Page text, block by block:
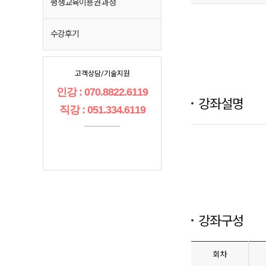
평생교육이용권 과정
수강후기
고객상담/기술지원
인강 : 070.8822.6119
직강 : 051.334.6119
강좌설명
강좌구성
회차